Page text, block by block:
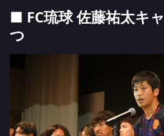
■ FC琉球 佐藤祐太キ
つ